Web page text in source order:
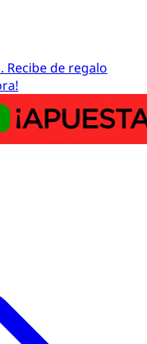
Recibe de regalo